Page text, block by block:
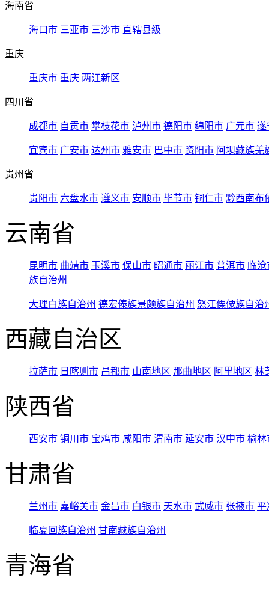
海南省
海口市 三亚市 三沙市 直辖县级
重庆
重庆市 重庆 两江新区
四川省
成都市 自贡市 攀枝花市 泸州市 德阳市 绵阳市 广元市 遂
宜宾市 广安市 达州市 雅安市 巴中市 资阳市 阿坝藏族羌
贵州省
贵阳市 六盘水市 遵义市 安顺市 毕节市 铜仁市 黔西南布
云南省
昆明市 曲靖市 玉溪市 保山市 昭通市 丽江市 普洱市 临
族自治州
大理白族自治州 德宏傣族景颇族自治州 怒江傈僳族自治
西藏自治区
拉萨市 日喀则市 昌都市 山南地区 那曲地区 阿里地区 林
陕西省
西安市 铜川市 宝鸡市 咸阳市 渭南市 延安市 汉中市 榆林
甘肃省
兰州市 嘉峪关市 金昌市 白银市 天水市 武威市 张掖市 平
临夏回族自治州 甘南藏族自治州
青海省